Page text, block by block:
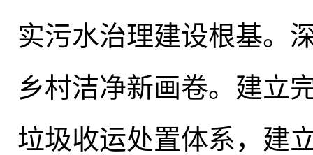
实污水治理建设根基。
乡村洁净新画卷。建立
垃圾收运处置体系 ， 建